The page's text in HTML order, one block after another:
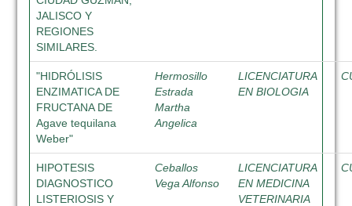
JALISCO Y
REGIONES
SIMILARES.
"HIDRÓLISIS
ENZIMATICA DE
FRUCTANA DE
Agave tequilana
Weber"
Hermosillo
Estrada
Martha
Angelica
LICENCIATURA
EN BIOLOGIA
HIPOTESIS
DIAGNOSTICO
LISTERIOSIS Y
Ceballos
Vega Alfonso
LICENCIATURA
EN MEDICINA
VETERINARIA